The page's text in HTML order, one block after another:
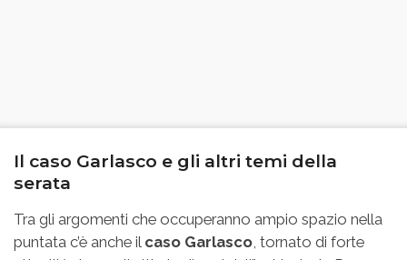
Il caso Garlasco e gli altri temi della
serata
Tra gli argomenti che occuperanno ampio spazio nella
puntata c’è anche il caso Garlasco, tornato di forte